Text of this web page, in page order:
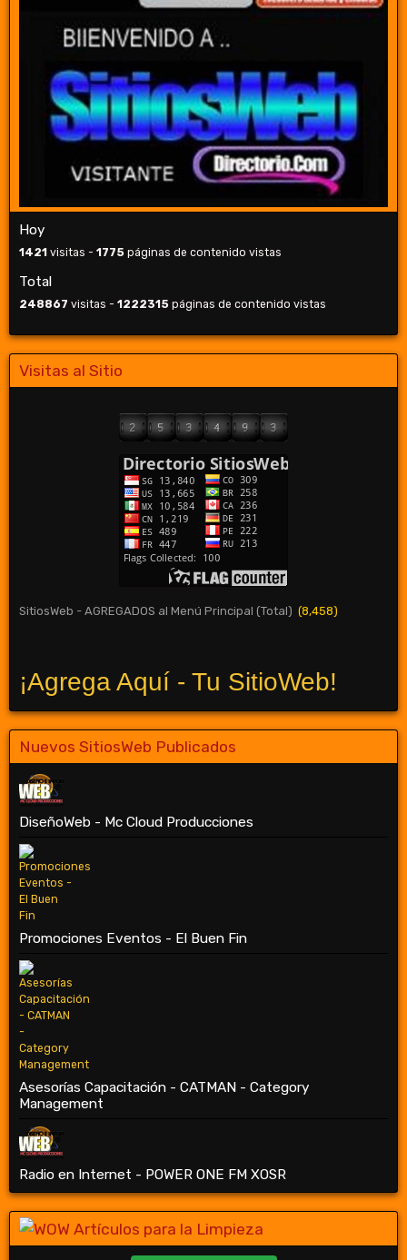
Hoy
1421 visitas - 1775 páginas de contenido vistas
Total
248867 visitas - 1222315 páginas de contenido vistas
Visitas al Sitio
SitiosWeb - AGREGADOS al Menú Principal (Total) (8,458)
¡Agrega Aquí - Tu SitioWeb!
Nuevos SitiosWeb Publicados
DiseñoWeb - Mc Cloud Producciones
Promociones Eventos - El Buen Fin
Asesorías Capacitación - CATMAN - Category
Management
Radio en Internet - POWER ONE FM XOSR